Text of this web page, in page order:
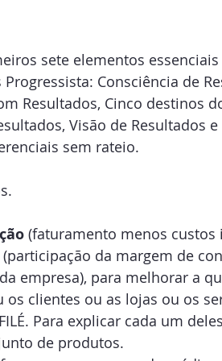
sete elementos
Consciência de
Resultados, Cinco destinos
Visão de Resultados
sem rateio.
(faturamento menos
(participação da margem de
empresa), para melhorar a
clientes ou as lojas ou os
FILÉ. Para explicar cada um
de produtos.